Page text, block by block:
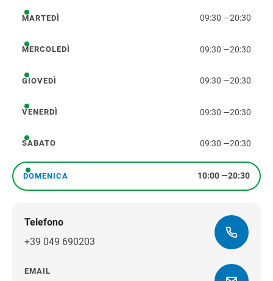
martedì
MARTEDÌ 09:30 —20:30
mercoledì
MERCOLEDÌ 09:30 —20:30
giovedì
GIOVEDÌ 09:30 —20:30
venerdì
VENERDÌ 09:30 —20:30
sabato
SABATO 09:30 —20:30
domenica
DOMENICA 10:00—20:30
Telefono
+39 049 690203
EMAIL